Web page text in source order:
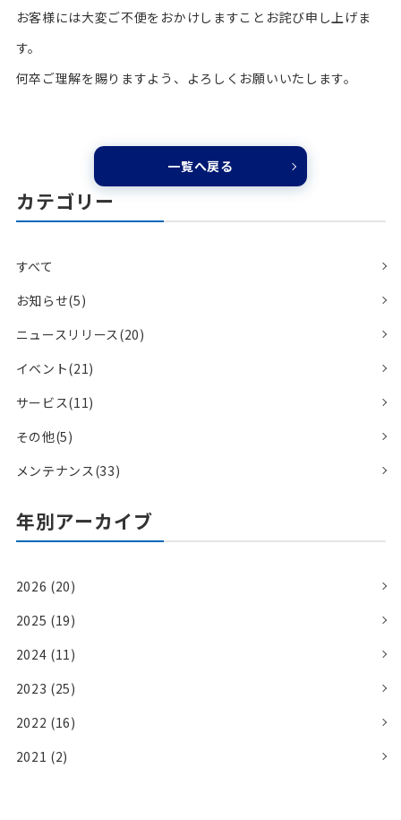
お客様には大変ご不便をおかけしますことお詫び申し上げま
す。
何卒ご理解を賜りますよう、よろしくお願いいたします。
一覧へ戻る
カテゴリー
すべて
お知らせ(5)
ニュースリリース(20)
イベント(21)
サービス(11)
その他(5)
メンテナンス(33)
年別アーカイブ
2026 (20)
2025 (19)
2024 (11)
2023 (25)
2022 (16)
2021 (2)